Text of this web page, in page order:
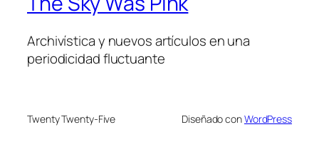
Archivística y nuevos artículos en una
periodicidad fluctuante
Twenty Twenty-Five Diseñado conWordPress